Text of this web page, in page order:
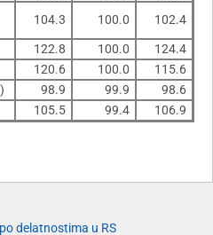
104.3 100.0 102.4
122.8 100.0
124.4
120.6 100.0
115.6
98.9 99.9
98.6
105.5 99.4 106.9
delatnostima u RS